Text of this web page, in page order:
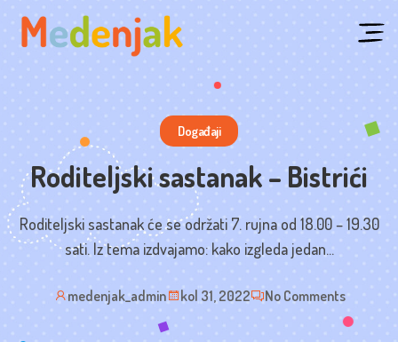
Skip
Događaji
Roditeljski sastanak – Bistrići
Roditeljski sastanak će se održati 7. rujna od 18.00 – 19.30
sati. Iz tema izdvajamo: kako izgleda jedan...
medenjak_admin kol 31, 2022 No Comments